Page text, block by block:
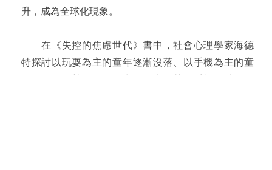
升，成為全球化現象。
在《失控的焦慮世代》書中，社會心理學家海德
特探討以玩耍為主的童年逐漸沒落、以手機為主的童